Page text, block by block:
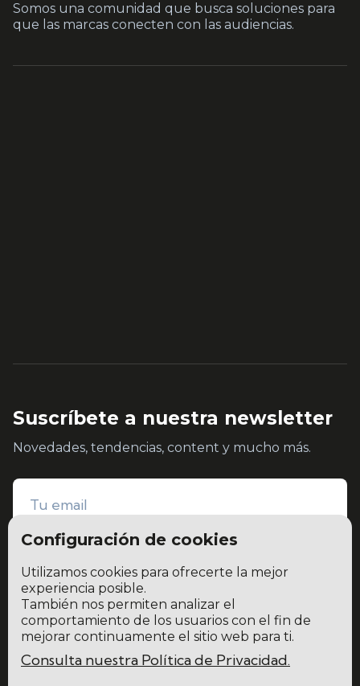
Somos una comunidad que busca soluciones para
que las marcas conecten con las audiencias.
Suscríbete a nuestra newsletter
Novedades, tendencias, content y mucho más.
He leído y acepto lapolítica de privacidad y protección de datos
Configuración de cookies
Utilizamos cookies para ofrecerte la mejor
experiencia posible.
También nos permiten analizar el
comportamiento de los usuarios con el fin de
mejorar continuamente el sitio web para ti.
Consulta nuestra Política de Privacidad.